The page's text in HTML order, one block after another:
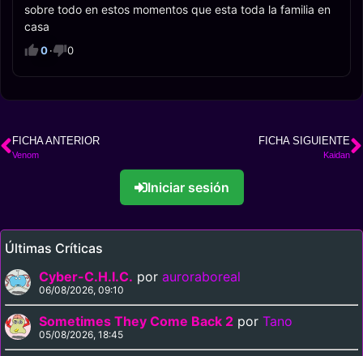
sobre todo en estos momentos que esta toda la familia en
casa
0· 0
FICHA ANTERIOR
Venom
FICHA SIGUIENTE
Kaidan
Iniciar sesión
Últimas Críticas
Cyber-C.H.I.C. por auroraboreal
06/08/2026, 09:10
Sometimes They Come Back 2 por Tano
05/08/2026, 18:45